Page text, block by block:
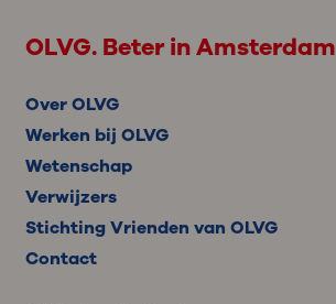
OLVG. Beter in Amsterdam
Over OLVG
Werken bij OLVG
Wetenschap
Verwijzers
Stichting Vrienden van OLVG
Contact